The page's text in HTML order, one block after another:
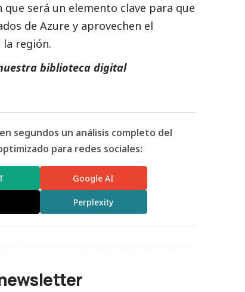
será un elemento clave para que
de Azure y aprovechen el
región.
biblioteca digital
segundos un análisis completo del
para redes sociales:
Google AI
Perplexity